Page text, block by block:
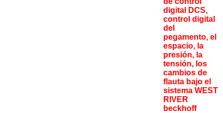
digital DCS,
control digital
del
pegamento, el
espacio, la
presión, la
tensión, los
cambios de
flauta bajo el
sistema WEST
RIVER
beckhoff